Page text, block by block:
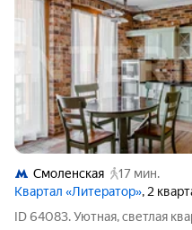
Смоленская
17 мин.
Квартал «Литератор», 2
ID 64083. Уютная, светлая